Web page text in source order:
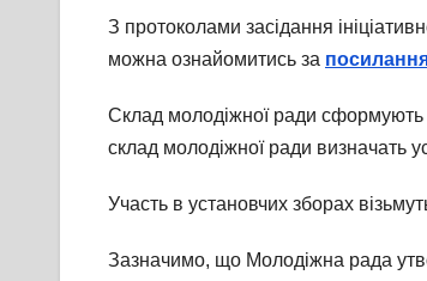
З протоколами засідання
можна ознайомитись за
Склад молодіжної ради сформують
склад молодіжної ради визначать
Участь в установчих зборах
Зазначимо, що Молодіжна рада